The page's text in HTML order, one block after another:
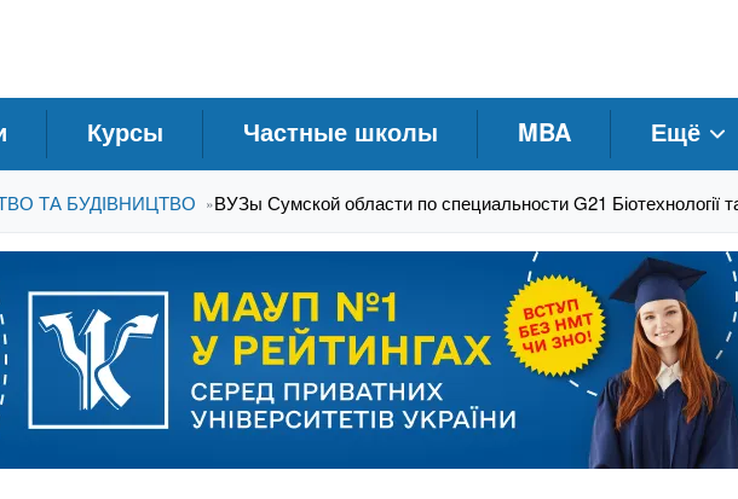
Курсы Частные школы MBA Ещё
ТА БУДІВНИЦТВО »ВУЗы Сумской области по специальности G21 Біотехнології та